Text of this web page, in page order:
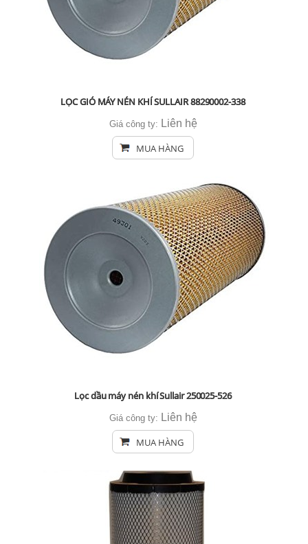
LỌC GIÓ MÁY NÉN KHÍ SULLAIR 88290002-338
Giá công ty: Liên hệ
MUA HÀNG
Lọc dầu máy nén khí Sullair 250025-526
Giá công ty: Liên hệ
MUA HÀNG